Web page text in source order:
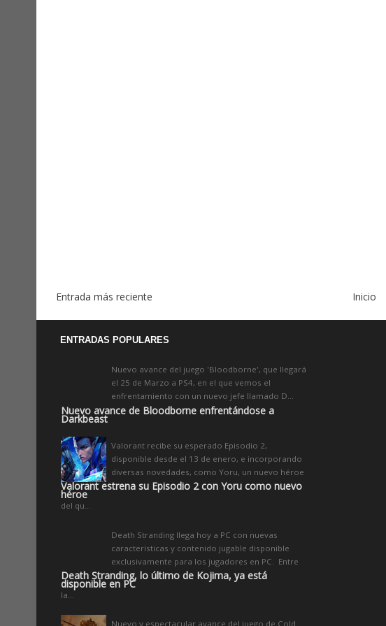
Entrada más reciente Inicio
ENTRADAS POPULARES
Nuevo avance de Bloodborne enfrentándose a
Darkbeast
Nuevo avance del juego 'Bloodborne', que llegará
el 25 de Marzo a PS4, en el que vemos el
enfrentamiento con un nuevo jefe llamado D...
Valorant estrena su Episodio 2 con Yoru como nuevo
héroe
Valorant recibe su esperado Episodio 2,
disponible desde el 13 de enero, e incorporando
diversas novedades, como Yoru, un nuevo héroe
del qu...
Death Stranding, lo último de Kojima, ya está
disponible en PC
Death Stranding llega hoy a PC con nuevas
características y contenido jugable disponible
exclusivamente para los jugadores en PC. Entre
la...
Nuevo y espectacular avance del juego de Cold